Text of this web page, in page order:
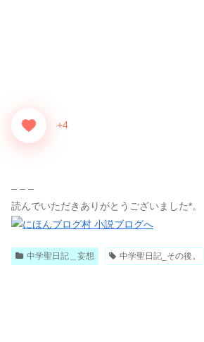
+4
– – –
読んでいただきありがとうございました*。
中学聖日記＿妄想 中学聖日記_その後。